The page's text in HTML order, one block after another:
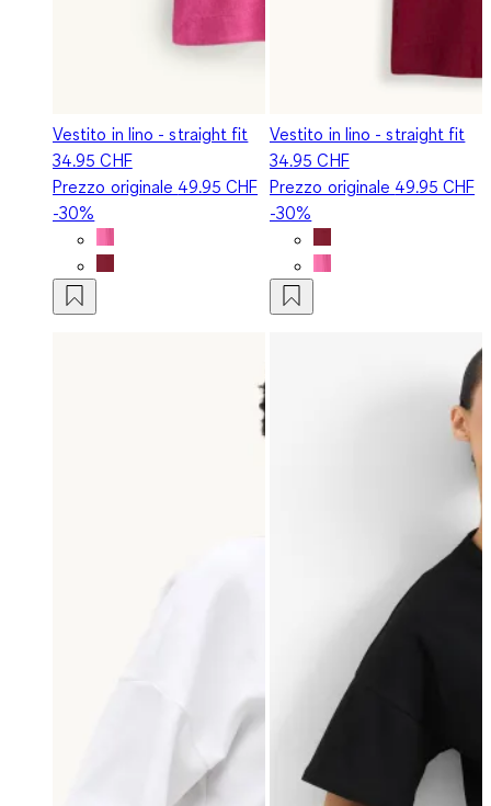
Vestito in lino - straight fit
34.95 CHF
Prezzo originale 49.95 CHF
-30%
Vestito in lino - straight fit
34.95 CHF
Prezzo originale 49.95 CHF
-30%